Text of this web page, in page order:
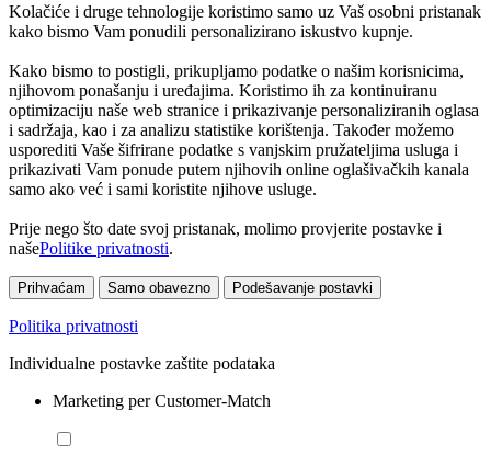
Kolačiće i druge tehnologije koristimo samo uz Vaš osobni pristanak
kako bismo Vam ponudili personalizirano iskustvo kupnje.
Kako bismo to postigli, prikupljamo podatke o našim korisnicima,
njihovom ponašanju i uređajima. Koristimo ih za kontinuiranu
optimizaciju naše web stranice i prikazivanje personaliziranih oglasa
i sadržaja, kao i za analizu statistike korištenja. Također možemo
usporediti Vaše šifrirane podatke s vanjskim pružateljima usluga i
prikazivati Vam ponude putem njihovih online oglašivačkih kanala
samo ako već i sami koristite njihove usluge.
Prije nego što date svoj pristanak, molimo provjerite postavke i
našePolitike privatnosti.
Prihvaćam Samo obavezno Podešavanje postavki
Politika privatnosti
Individualne postavke zaštite podataka
Marketing per Customer-Match